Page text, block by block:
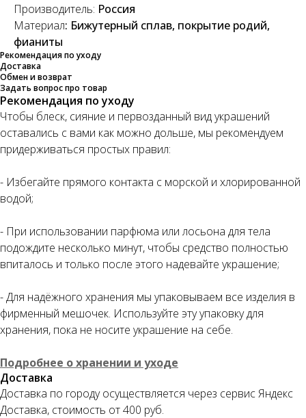
Производитель: Россия
Материал: Бижутерный сплав, покрытие родий,
фианиты
Рекомендация по уходу
Доставка
Обмен и возврат
Задать вопрос про товар
Рекомендация по уходу
Чтобы блеск, сияние и первозданный вид украшений
оставались с вами как можно дольше, мы рекомендуем
придерживаться простых правил:
- Избегайте прямого контакта с морской и хлорированной
водой;
- При использовании парфюма или лосьона для тела
подождите несколько минут, чтобы средство полностью
впиталось и только после этого надевайте украшение;
- Для надёжного хранения мы упаковываем все изделия в
фирменный мешочек. Используйте эту упаковку для
хранения, пока не носите украшение на себе.
Подробнее о хранении и уходе
Доставка
Доставка по городу осуществляется через сервис Яндекс
Доставка, стоимость от 400 руб.
Оплата частями